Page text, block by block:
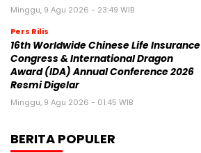
Minggu, 9 Agu 2026 - 23:49 WIB
Pers Rilis
16th Worldwide Chinese Life Insurance
Congress & International Dragon
Award (IDA) Annual Conference 2026
Resmi Digelar
Minggu, 9 Agu 2026 - 01:45 WIB
BERITA POPULER